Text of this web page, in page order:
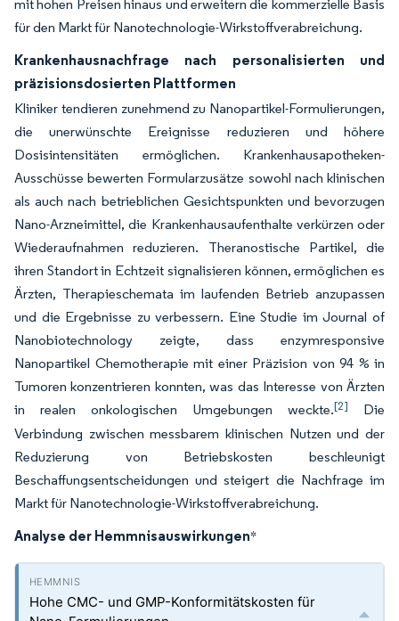
mit hohen Preisen hinaus und erweitern die kommerzielle Basis
für den Markt für Nanotechnologie-Wirkstoffverabreichung.
Krankenhausnachfrage nach personalisierten und
präzisionsdosierten Plattformen
Kliniker tendieren zunehmend zu Nanopartikel-Formulierungen,
die unerwünschte Ereignisse reduzieren und höhere
Dosisintensitäten ermöglichen. Krankenhausapotheken-
Ausschüsse bewerten Formularzusätze sowohl nach klinischen
als auch nach betrieblichen Gesichtspunkten und bevorzugen
Nano-Arzneimittel, die Krankenhausaufenthalte verkürzen oder
Wiederaufnahmen reduzieren. Theranostische Partikel, die
ihren Standort in Echtzeit signalisieren können, ermöglichen es
Ärzten, Therapieschemata im laufenden Betrieb anzupassen
und die Ergebnisse zu verbessern. Eine Studie im Journal of
Nanobiotechnology zeigte, dass enzymresponsive
Nanopartikel Chemotherapie mit einer Präzision von 94 % in
Tumoren konzentrieren konnten, was das Interesse von Ärzten
in realen onkologischen Umgebungen weckte.[2]
Die
Verbindung zwischen messbarem klinischen Nutzen und der
Reduzierung von Betriebskosten beschleunigt
Beschaffungsentscheidungen und steigert die Nachfrage im
Markt für Nanotechnologie-Wirkstoffverabreichung.
Analyse der Hemmnisauswirkungen*
Hohe CMC- und GMP-Konformitätskosten für